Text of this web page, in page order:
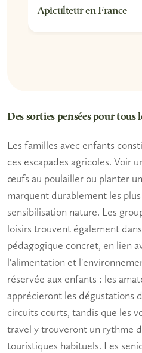
Apiculteur en France
Des sorties pensées pour tous
Les familles avec enfants
ces escapades agricoles. Voir
œufs au poulailler ou planter
marquent durablement les
sensibilisation nature. Les
loisirs trouvent également
pédagogique concret, en lien
l'alimentation et
réservée aux enfants : les
apprécieront les dégustations
circuits courts, tandis que les
travel y trouveront un rythme
touristiques habituels. Les